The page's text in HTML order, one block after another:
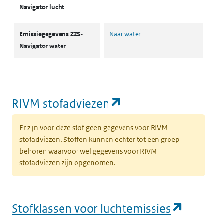
Navigator lucht
Emissiegegevens ZZS-
Navigator water
Naar water
RIVM stofadviezen
Er zijn voor deze stof geen gegevens voor RIVM
stofadviezen. Stoffen kunnen echter tot een groep
behoren waarvoor wel gegevens voor RIVM
stofadviezen zijn opgenomen.
Stofklassen voor luchtemissies